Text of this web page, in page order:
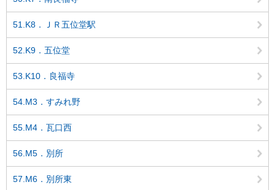
51.K8．ＪＲ五位堂駅
52.K9．五位堂
53.K10．良福寺
54.M3．すみれ野
55.M4．瓦口西
56.M5．別所
57.M6．別所東